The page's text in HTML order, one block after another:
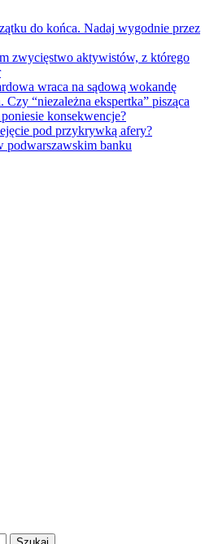
do końca. Nadaj wygodnie przez
zwycięstwo aktywistów, z którego
wraca na sądową wokandę
“niezależna ekspertka” pisząca
konsekwencje?
pod przykrywką afery?
podwarszawskim banku